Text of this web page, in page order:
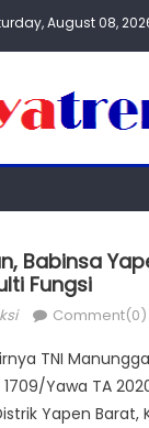
August 08,
Babinsa
Fungsi
Comment(0)
TNI
Yawa TA
Yapen Barat,